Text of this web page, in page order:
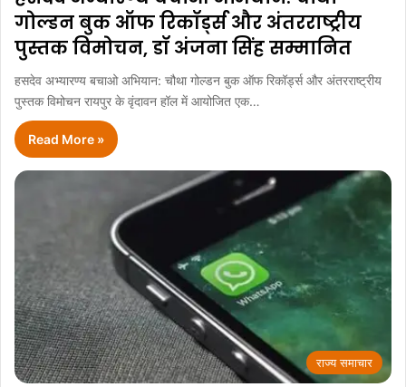
गोल्डन बुक ऑफ रिकॉर्ड्स और अंतरराष्ट्रीय
पुस्तक विमोचन, डॉ अंजना सिंह सम्मानित
हसदेव अभ्यारण्य बचाओ अभियान: चौथा गोल्डन बुक ऑफ रिकॉर्ड्स और अंतरराष्ट्रीय
पुस्तक विमोचन रायपुर के वृंदावन हॉल में आयोजित एक…
Read More »
राज्य समाचार